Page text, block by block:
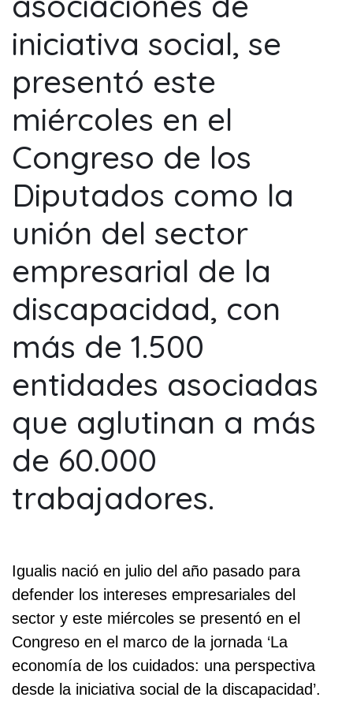
iniciativa social, se
presentó este
miércoles en el
Congreso de los
Diputados como la
unión del sector
empresarial de la
discapacidad, con
más de 1.500
entidades asociadas
que aglutinan a más
de 60.000
trabajadores.
Igualis nació en julio del año pasado para
defender los intereses empresariales del
sector y este miércoles se presentó en el
Congreso en el marco de la jornada ‘La
economía de los cuidados: una perspectiva
desde la iniciativa social de la discapacidad’.